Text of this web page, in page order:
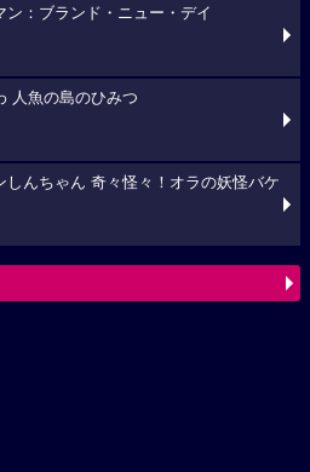
人魚の島のひみつ
んちゃん 奇々怪々！オラの妖怪バケ